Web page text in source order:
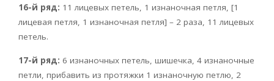
16-й ряд: 11 лицевых петель, 1 изнаночная петля, [1
лицевая петля, 1 изнаночная петля] – 2 раза, 11 лицевых
петель.
17-й ряд: 6 изнаночных петель, шишечка, 4 изнаночные
петли, прибавить из протяжки 1 изнаночную петлю, 2